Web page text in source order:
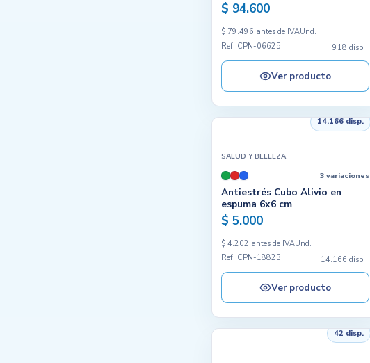
$ 94.600
$ 79.496 antes de IVAUnd.
Ref. CPN-06625
918 disp.
Ver producto
14.166 disp.
SALUD Y BELLEZA
3 variaciones
Antiestrés Cubo Alivio en
espuma 6x6 cm
$ 5.000
$ 4.202 antes de IVAUnd.
Ref. CPN-18823
14.166 disp.
Ver producto
42 disp.